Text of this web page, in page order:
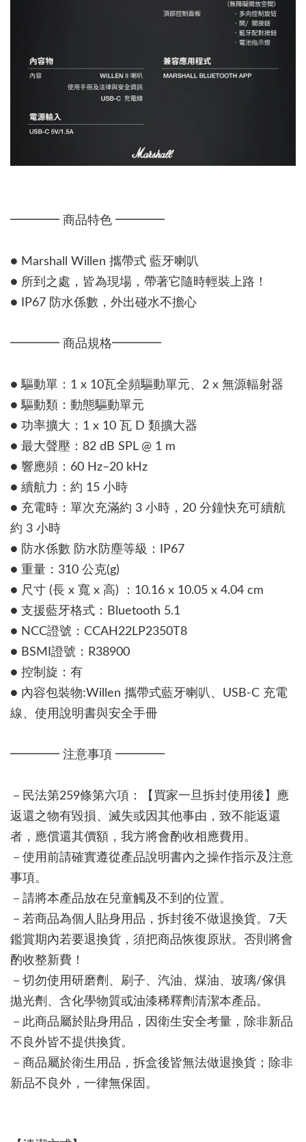
━━━━ 商品特色 ━━━━
● Marshall Willen 攜帶式 藍牙喇叭
● 所到之處，皆為現場，帶著它隨時輕裝上路！
● IP67 防水係數，外出碰水不擔心
━━━━ 商品規格━━━━
● 驅動單：1 x 10瓦全頻驅動單元、2 x 無源輻射器
● 驅動類：動態驅動單元
● 功率擴大：1 x 10 瓦 D 類擴大器
● 最大聲壓：82 dB SPL @ 1 m
● 響應頻：60 Hz–20 kHz
● 續航力：約 15 小時
● 充電時：單次充滿約 3 小時，20 分鐘快充可續航
約 3 小時
● 防水係數 防水防塵等級：IP67
● 重量：310 公克(g)
● 尺寸 (長 x 寬 x 高) ：10.16 x 10.05 x 4.04 cm
● 支援藍牙格式：Bluetooth 5.1
● NCC證號：CCAH22LP2350T8
● BSMI證號：R38900
● 控制旋：有
● 內容包裝物:Willen 攜帶式藍牙喇叭、USB-C 充電
線、使用說明書與安全手冊
━━━━ 注意事項 ━━━━
－民法第259條第六項：【買家一旦拆封使用後】應
返還之物有毀損、滅失或因其他事由，致不能返還
者，應償還其價額，我方將會酌收相應費用。
－使用前請確實遵從產品說明書內之操作指示及注意
事項。
－請將本產品放在兒童觸及不到的位置。
－若商品為個人貼身用品，拆封後不做退換貨。7天
鑑賞期內若要退換貨，須把商品恢復原狀。否則將會
酌收整新費！
－切勿使用研磨劑、刷子、汽油、煤油、玻璃/傢俱
拋光劑、含化學物質或油漆稀釋劑清潔本產品。
－此商品屬於貼身用品，因衛生安全考量，除非新品
不良外皆不提供換貨。
－商品屬於衛生用品，拆盒後皆無法做退換貨；除非
新品不良外，一律無保固。